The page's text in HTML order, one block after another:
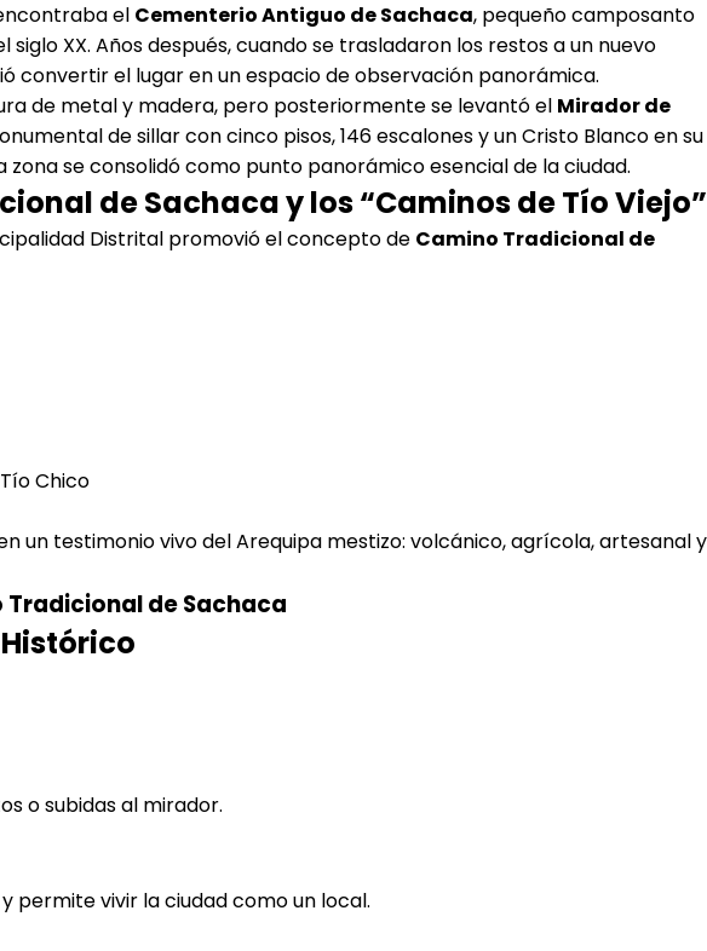
el Cementerio Antiguo de Sachaca, pequeño camposanto
XX. Años después, cuando se trasladaron los restos a un nuevo
convertir el lugar en un espacio de observación panorámica.
de metal y madera, pero posteriormente se levantó el Mirador de
de sillar con cinco pisos, 146 escalones y un Cristo Blanco en su
zona se consolidó como punto panorámico esencial de la ciudad.
de Sachaca y los “Caminos de Tío Viejo”
Distrital promovió el concepto de Camino Tradicional de
Chico
un testimonio vivo del Arequipa mestizo: volcánico, agrícola, artesanal y
Tradicional de Sachaca
Histórico
o subidas al mirador.
permite vivir la ciudad como un local.